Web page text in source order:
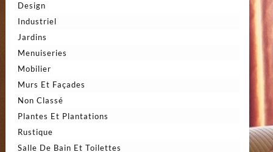
Design
Industriel
Jardins
Menuiseries
Mobilier
Murs Et Façades
Non Classé
Plantes Et Plantations
Rustique
Salle De Bain Et Toilettes